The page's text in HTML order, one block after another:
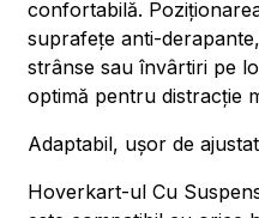
confortabilă.
suprafețe anti-
strânse sau învârtiri pe
optimă pentru distracție
Adaptabil, ușor de
Hoverkart-ul Cu